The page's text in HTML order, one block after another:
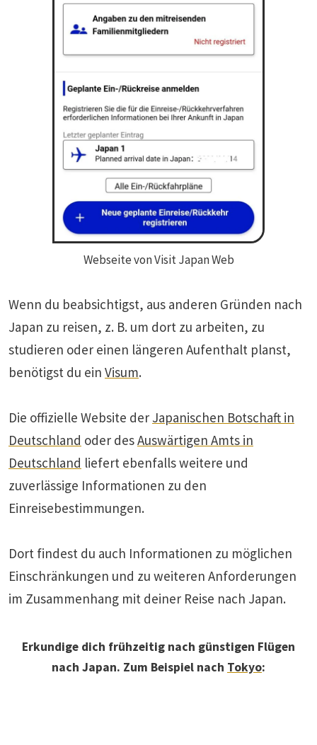
Webseite von Visit Japan Web
Wenn du beabsichtigst, aus anderen Gründen nach
Japan zu reisen, z. B. um dort zu arbeiten, zu
studieren oder einen längeren Aufenthalt planst,
benötigst du ein Visum.
Die offizielle Website der Japanischen Botschaft in
Deutschland oder desAuswärtigen Amts in
Deutschland liefert ebenfalls weitere und
zuverlässige Informationen zu den
Einreisebestimmungen.
Dort findest du auch Informationen zu möglichen
Einschränkungen und zu weiteren Anforderungen
im Zusammenhang mit deiner Reise nach Japan.
Erkundige dich frühzeitig nach günstigen Flügen
nach Japan. Zum Beispiel nach Tokyo: